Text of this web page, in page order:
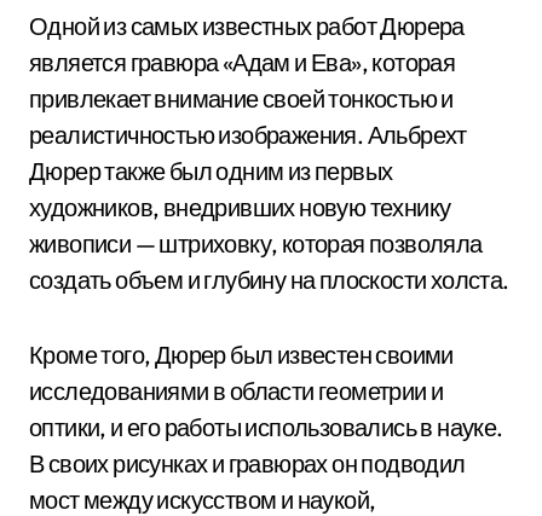
Одной из самых известных работ Дюрера
является гравюра «Адам и Ева», которая
привлекает внимание своей тонкостью и
реалистичностью изображения. Альбрехт
Дюрер также был одним из первых
художников, внедривших новую технику
живописи — штриховку, которая позволяла
создать объем и глубину на плоскости холста.
Кроме того, Дюрер был известен своими
исследованиями в области геометрии и
оптики, и его работы использовались в науке.
В своих рисунках и гравюрах он подводил
мост между искусством и наукой,